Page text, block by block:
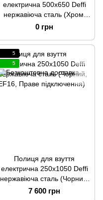
електрична 500x650 Deffi
нержавіюча сталь (Хром,
EF16, Праве підключення)
0 грн
5
5
Полиця для взуття
електрична 250x1050 Deffi
нержавіюча сталь (Чорний,
EF16, Праве підключення)
7 600 грн